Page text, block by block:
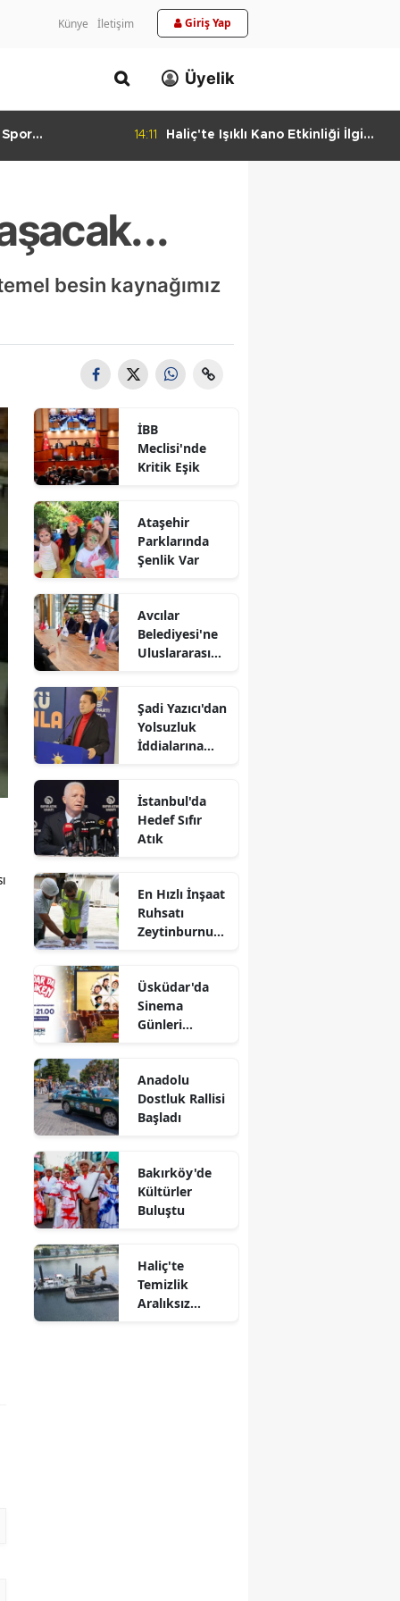
Künye İletişim Giriş Yap
Üyelik
14:11
Haliç'te Işıklı Kano Etkinliği İlgi
besin kaynağımız
İBB
Meclisi'nde
Kritik Eşik
Ataşehir
Parklarında
Şenlik Var
Avcılar
Belediyesi'ne
Uluslararası
Şadi Yazıcı'dan
Yolsuzluk
İddialarına
İstanbul'da
Hedef Sıfır
Atık
En Hızlı İnşaat
Ruhsatı
Zeytinburnu
Üsküdar'da
Sinema
Günleri
Anadolu
Dostluk Rallisi
Başladı
Bakırköy'de
Kültürler
Buluştu
Haliç'te
Temizlik
Aralıksız